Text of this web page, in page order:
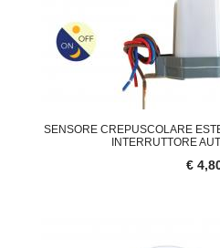
SENSORE CREPUSCOLARE
INTERRUTTORE
€